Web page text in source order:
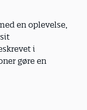
en oplevelse,
i
gøre en